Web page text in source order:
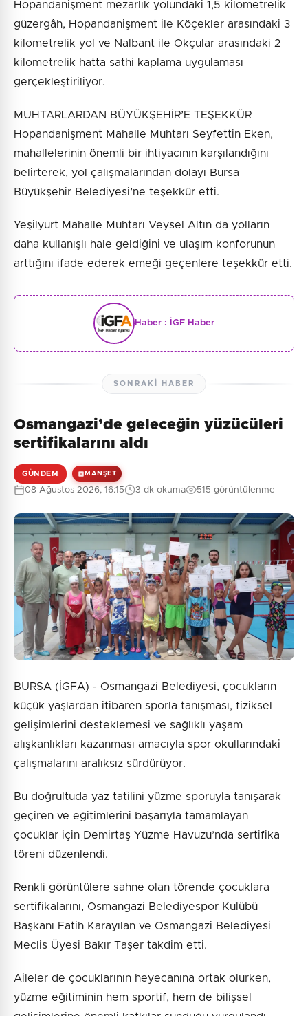
Hopandanişment mezarlık yolundaki 1,5 kilometrelik
güzergâh, Hopandanişment ile Köçekler arasındaki 3
kilometrelik yol ve Nalbant ile Okçular arasındaki 2
kilometrelik hatta sathi kaplama uygulaması
gerçekleştiriliyor.
MUHTARLARDAN BÜYÜKŞEHİR’E TEŞEKKÜR
Hopandanişment Mahalle Muhtarı Seyfettin Eken,
mahallelerinin önemli bir ihtiyacının karşılandığını
belirterek, yol çalışmalarından dolayı Bursa
Büyükşehir Belediyesi’ne teşekkür etti.
Yeşilyurt Mahalle Muhtarı Veysel Altın da yolların
daha kullanışlı hale geldiğini ve ulaşım konforunun
arttığını ifade ederek emeği geçenlere teşekkür etti.
Haber : İGF Haber
SONRAKI HABER
Osmangazi’de geleceğin yüzücüleri
sertifikalarını aldı
GÜNDEM MANŞET
08 Ağustos 2026, 16:15 3 dk okuma 515 görüntülenme
BURSA (İGFA) - Osmangazi Belediyesi, çocukların
küçük yaşlardan itibaren sporla tanışması, fiziksel
gelişimlerini desteklemesi ve sağlıklı yaşam
alışkanlıkları kazanması amacıyla spor okullarındaki
çalışmalarını aralıksız sürdürüyor.
Bu doğrultuda yaz tatilini yüzme sporuyla tanışarak
geçiren ve eğitimlerini başarıyla tamamlayan
çocuklar için Demirtaş Yüzme Havuzu’nda sertifika
töreni düzenlendi.
Renkli görüntülere sahne olan törende çocuklara
sertifikalarını, Osmangazi Belediyespor Kulübü
Başkanı Fatih Karayılan ve Osmangazi Belediyesi
Meclis Üyesi Bakır Taşer takdim etti.
Aileler de çocuklarının heyecanına ortak olurken,
yüzme eğitiminin hem sportif, hem de bilişsel